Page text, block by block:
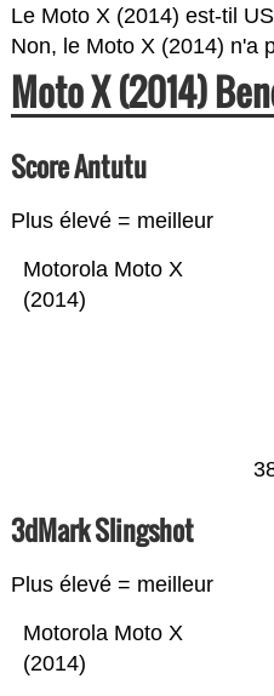
Le Moto X (2014) est-til
Non, le Moto X (2014) n'a
Moto X (2014)
Score Antutu
Plus élevé = meilleur
Motorola Moto X
(2014)
3dMark Slingshot
Plus élevé = meilleur
Motorola Moto X
(2014)